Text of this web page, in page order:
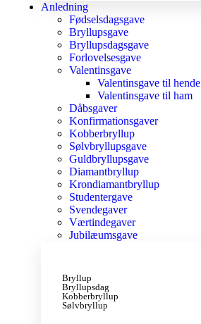
Anledning
Fødselsdagsgave
Bryllupsgave
Bryllupsdagsgave
Forlovelsesgave
Valentinsgave
Valentinsgave til hende
Valentinsgave til ham
Dåbsgaver
Konfirmationsgaver
Kobberbryllup
Sølvbryllupsgave
Guldbryllupsgave
Diamantbryllup
Krondiamantbryllup
Studentergave
Svendegaver
Værtindegaver
Jubilæumsgave
Bryllup
Bryllupsdag
Kobberbryllup
Sølvbryllup